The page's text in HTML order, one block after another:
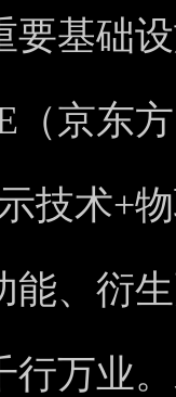
要基础
（京东
技术+
能、衍
行万业